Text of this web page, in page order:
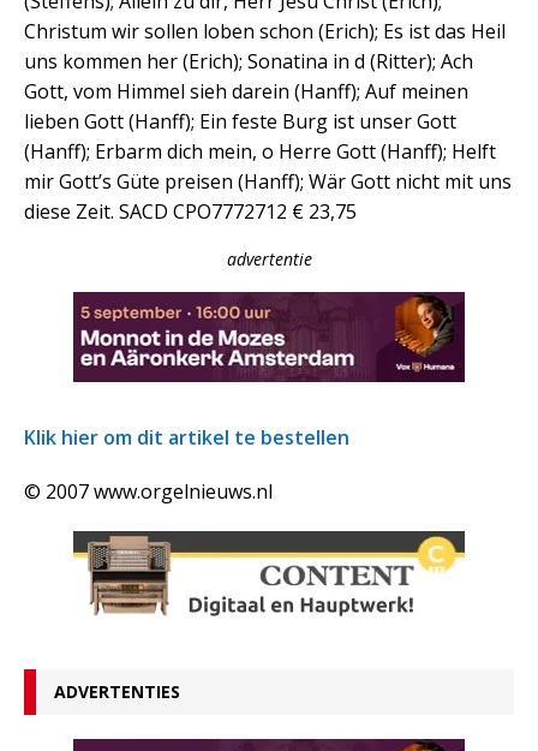
Christum wir sollen loben schon (Erich); Es ist das Heil
uns kommen her (Erich); Sonatina in d (Ritter); Ach
Gott, vom Himmel sieh darein (Hanff); Auf meinen
lieben Gott (Hanff); Ein feste Burg ist unser Gott
(Hanff); Erbarm dich mein, o Herre Gott (Hanff); Helft
mir Gott’s Güte preisen (Hanff); Wär Gott nicht mit uns
diese Zeit. SACD CPO7772712 € 23,75
advertentie
Klik hier om dit artikel te bestellen
© 2007 www.orgelnieuws.nl
ADVERTENTIES